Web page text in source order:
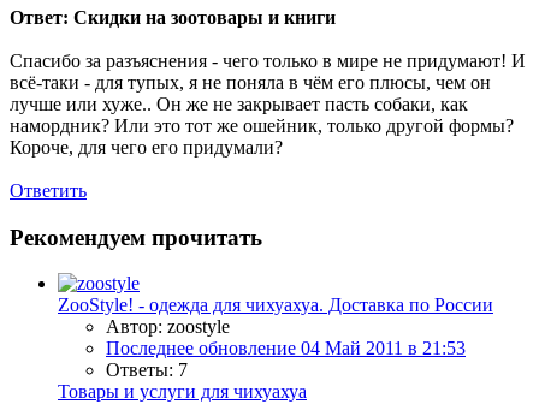
Ответ: Скидки на зоотовары и книги
Спасибо за разъяснения - чего только в мире не придумают! И
всё-таки - для тупых, я не поняла в чём его плюсы, чем он
лучше или хуже.. Он же не закрывает пасть собаки, как
намордник? Или это тот же ошейник, только другой формы?
Короче, для чего его придумали?
Ответить
Рекомендуем прочитать
ZooStyle! - одежда для чихуахуа. Доставка по России
Автор: zoostyle
Последнее обновление 04 Май 2011 в 21:53
Ответы: 7
Товары и услуги для чихуахуа